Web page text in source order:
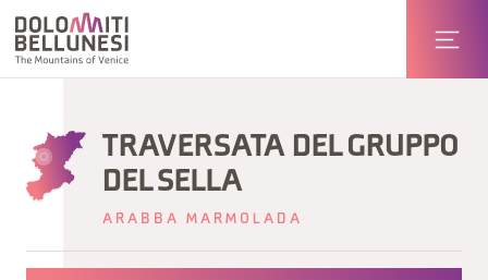
TRAVERSATA DEL GRUPPO
DEL SELLA
ARABBA MARMOLADA